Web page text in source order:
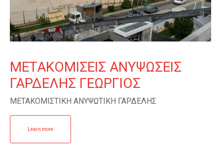
ΜΕΤΑΚΟΜΙΣΕΙΣ ΑΝΥΨΩΣΕΙΣ
ΓΑΡΔΕΛΗΣ ΓΕΩΡΓΙΟΣ
ΜΕΤΑΚΟΜΙΣΤΙΚΗ ΑΝΥΨΩΤΙΚΗ ΓΑΡΔΕΛΗΣ
Learn more